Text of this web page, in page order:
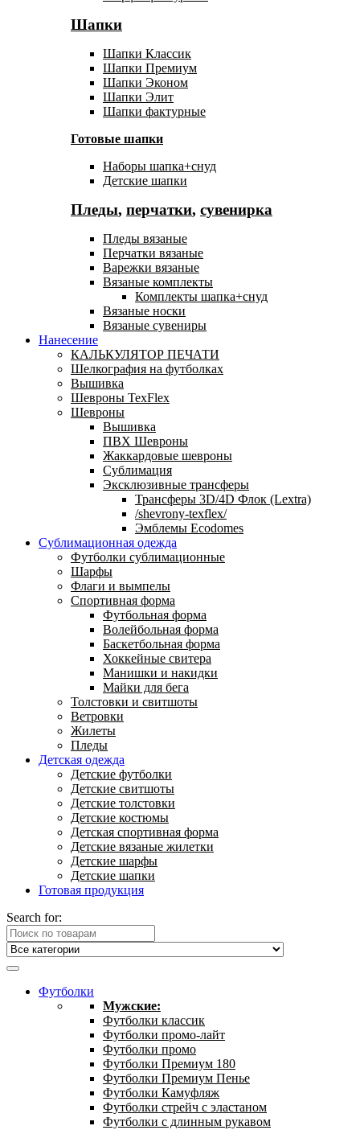
Шапки
Шапки Классик
Шапки Премиум
Шапки Эконом
Шапки Элит
Шапки фактурные
Готовые шапки
Наборы шапка+снуд
Детские шапки
Пледы, перчатки, сувенирка
Пледы вязаные
Перчатки вязаные
Варежки вязаные
Вязаные комплекты
Комплекты шапка+снуд
Вязаные носки
Вязаные сувениры
Нанесение
КАЛЬКУЛЯТОР ПЕЧАТИ
Шелкография на футболках
Вышивка
Шевроны TexFlex
Шевроны
Вышивка
ПВХ Шевроны
Жаккардовые шевроны
Сублимация
Эксклюзивные трансферы
Трансферы 3D/4D Флок (Lextra)
/shevrony-texflex/
Эмблемы Ecodomes
Сублимационная одежда
Футболки сублимационные
Шарфы
Флаги и вымпелы
Спортивная форма
Футбольная форма
Волейбольная форма
Баскетбольная форма
Хоккейные свитера
Манишки и накидки
Майки для бега
Толстовки и свитшоты
Ветровки
Жилеты
Пледы
Детская одежда
Детские футболки
Детские свитшоты
Детские толстовки
Детские костюмы
Детская спортивная форма
Детские вязаные жилетки
Детские шарфы
Детские шапки
Готовая продукция
Search for:
Футболки
Мужские:
Футболки классик
Футболки промо-лайт
Футболки промо
Футболки Премиум 180
Футболки Премиум Пенье
Футболки Камуфляж
Футболки стрейч с эластаном
Футболки с длинным рукавом